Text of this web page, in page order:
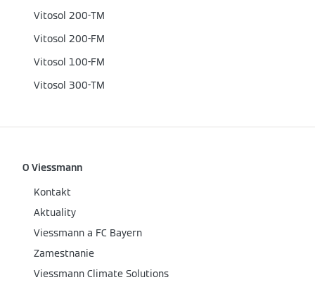
Vitosol 200-TM
Vitosol 200-FM
Vitosol 100-FM
Vitosol 300-TM
O Viessmann
Kontakt
Aktuality
Viessmann a FC Bayern
Zamestnanie
Viessmann Climate Solutions